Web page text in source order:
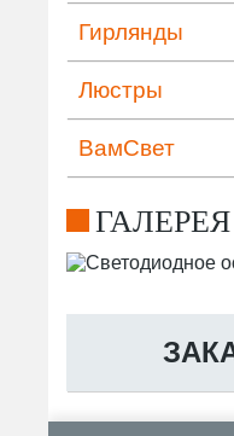
Гирлянды
Люстры
ВамСвет
ГАЛЕРЕЯ